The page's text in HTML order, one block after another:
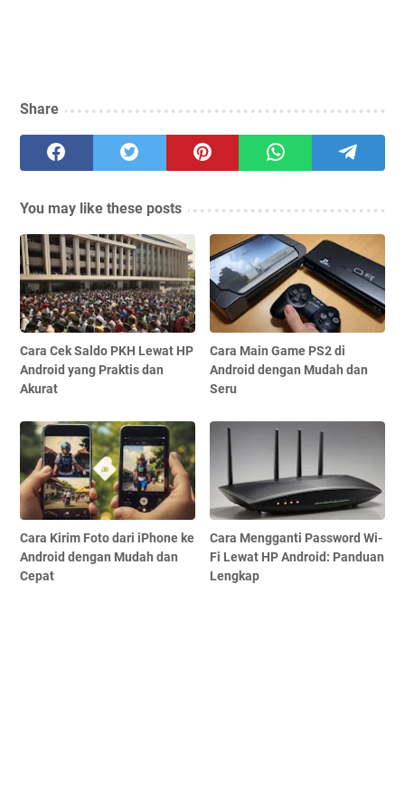
Share
You may like these posts
Cara Cek Saldo PKH Lewat HP
Android yang Praktis dan
Akurat
Cara Main Game PS2 di
Android dengan Mudah dan
Seru
Cara Kirim Foto dari iPhone ke
Android dengan Mudah dan
Cepat
Cara Mengganti Password Wi-
Fi Lewat HP Android: Panduan
Lengkap